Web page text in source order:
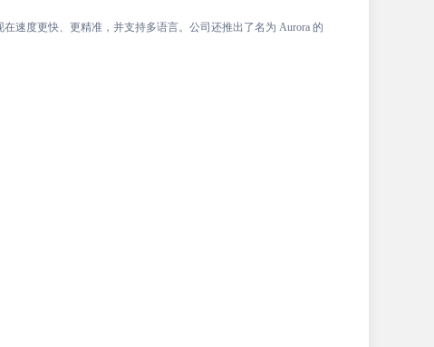
速度更快、更精准，并支持多语言。公司还推出了名为 Aurora 的